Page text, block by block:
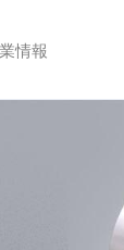
情報